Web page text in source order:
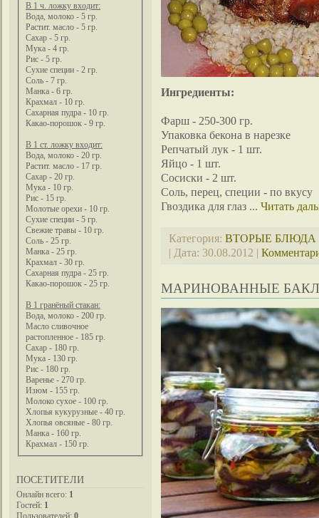
В 1 ч. ложку входит:
Вода, молоко - 5 гр.
Растит. масло - 5 гр.
Сахар - 5 гр.
Мука - 4 гр.
Рис - 5 гр.
Сухие специи - 2 гр.
Соль - 7 гр.
Манка - 6 гр.
Крахмал - 10 гр.
Сахарная пудра - 10 гр.
Какао-порошок - 9 гр.
В 1 ст. ложку входит:
Вода, молоко - 20 гр.
Растит. масло - 17 гр.
Сахар - 20 гр.
Мука - 10 гр.
Рис - 15 гр.
Молотые орехи - 10 гр.
Сухие специи - 5 гр.
Свежие травы - 10 гр.
Соль - 25 гр.
Манка - 25 гр.
Крахмал - 30 гр.
Сахарная пудра - 25 гр.
Какао-порошок - 25 гр.
В 1 гранёный стакан:
Вода, молоко - 200 гр.
Масло сливочное
растопленное - 185 гр.
Сахар - 180 гр.
Мука - 130 гр.
Рис - 180 гр.
Варенье - 270 гр.
Изюм - 155 гр.
Молоко сухое - 100 гр.
Хлопья кукурузные - 40 гр.
Хлопья овсяные - 80 гр.
Манка - 160 гр.
Крахмал - 150 гр.
ПОСЕТИТЕЛИ
Онлайн всего: 1
Гостей: 1
Пользователей: 0
Ингредиенты:
Фарш - 250-300 гр.
Упаковка бекона в нарезке
Репчатый лук - 1 шт.
Яйцо - 1 шт.
Сосиски - 2 шт.
Соль, перец, специи - по вкусу
Гвоздика для глаз ... Читать
Категория: ВТОРЫЕ БЛЮДА
| Дата: 30.08.2012 |
МАРИНОВАННЫЕ